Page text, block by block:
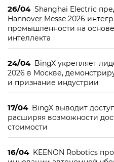
26/04 Shanghai Electric
Hannover Messe 2026
промышленности на
интеллекта
24/04 BingX укрепляет
2026 в Москве,
и признание индустрии
17/04 BingX выводит
расширяя возможности
стоимости
16/04 KEENON Robotics